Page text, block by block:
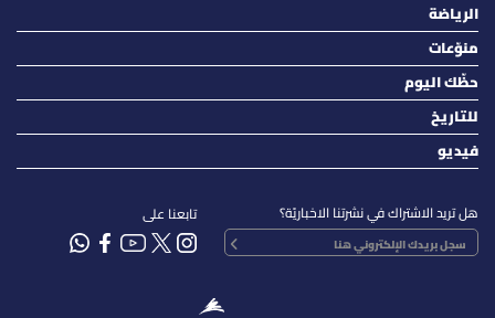
الرياضة
منوّعات
حظّك اليوم
للتاريخ
فيديو
هل تريد الاشتراك في نشرتنا الاخباريّة؟ تابعنا على